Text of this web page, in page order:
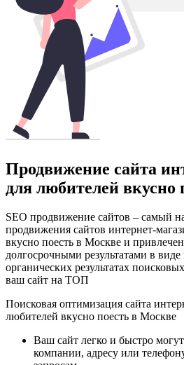
Продвижение сайта
для любителей вкусно
SEO продвижение сайтов – самый
продвижения сайтов интернет-
вкусно поесть в Москве и
долгосрочными результатами в
органических результатах
ваш сайт на ТОП
Поисковая оптимизация сайта
любителей вкусно поесть в Москве
Ваш сайт легко и быстро
компании, адресу или